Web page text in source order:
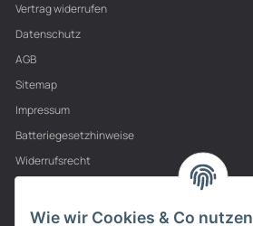
Vertrag widerrufen
Datenschutz
AGB
Sitemap
Impressum
Batteriegesetzhinweise
Widerrufsrecht
PARTNER
Wie wir Cookies & Co nutzen